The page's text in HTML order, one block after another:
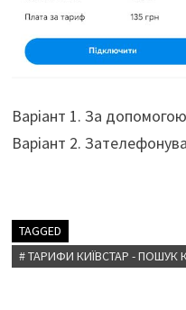
Варіант 1. За
Варіант 2.
TAGGED
# ТАРИФИ КИЇВСТАР -